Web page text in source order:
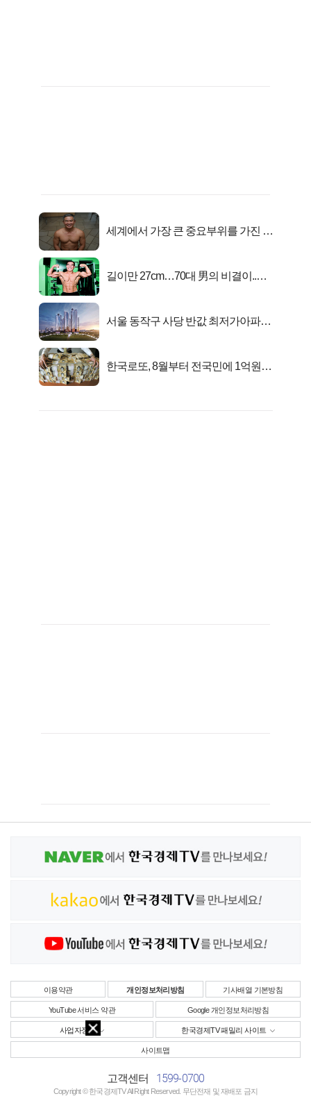
세계에서 가장 큰 중요부위를 가진 남
길이만 27cm…70대 男의 비결이..충
서울 동작구 사당 반값 최저가아파트
한국로또, 8월부터 전국민에 1억원씩
이용약관 개인정보처리방침 기사배열 기본방침
YouTube 서비스 약관 Google 개인정보처리방침
사업자정보 한국경제TV 패밀리 사이트
사이트맵
고객센터 1599-0700
Copyright © 한국경제TV All Right Reserved. 무단전재 및 재배포 금지